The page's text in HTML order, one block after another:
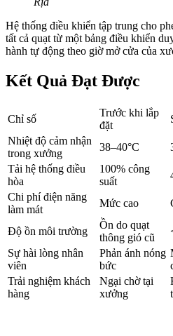
Hệ thống điều khiển tập trung cho
tất cả quạt từ một bảng điều khiển
hành tự động theo giờ mở cửa của
Kết Quả Đạt Được
Chỉ số
Trước khi lắp
đặt
Nhiệt độ cảm nhận
trong xưởng
38–40°C
Tải hệ thống điều
hòa
100% công
suất
Chi phí điện năng
làm mát
Mức cao
Độ ồn môi trường
Ồn do quạt
thông gió cũ
Sự hài lòng nhân
viên
Phản ánh nóng
bức
Trải nghiệm khách
hàng
Ngại chờ tại
xưởng